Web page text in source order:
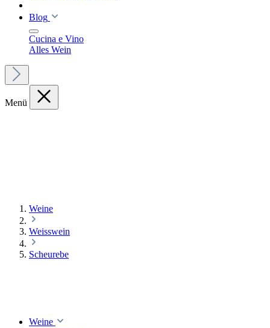
Blog
Cucina e Vino
Alles Wein
Menü
Weine
Weisswein
Scheurebe
Weine